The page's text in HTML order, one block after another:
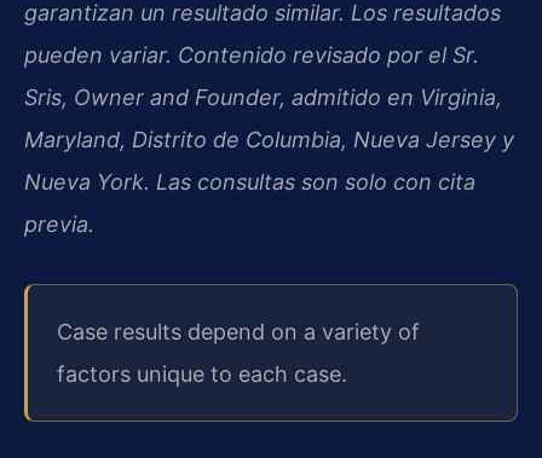
garantizan un resultado similar. Los resultados
pueden variar. Contenido revisado por el Sr.
Sris, Owner and Founder, admitido en Virginia,
Maryland, Distrito de Columbia, Nueva Jersey y
Nueva York. Las consultas son solo con cita
previa.
Case results depend on a variety of
factors unique to each case.